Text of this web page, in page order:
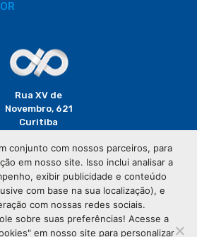
Rua XV de
Novembro, 621
Curitiba
(41) 3320-
2929
conjunto com nossos parceiros, para
em nosso site. Isso inclui analisar a
exibir publicidade e conteúdo
com base na sua localização), e
com nossas redes sociais.
sobre suas preferências! Acesse a
em nosso site para personalizar